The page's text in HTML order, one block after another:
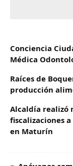
Conciencia
Médica
Raíces de
producción
Alcaldía realizó
fiscalizaciones
en Maturín